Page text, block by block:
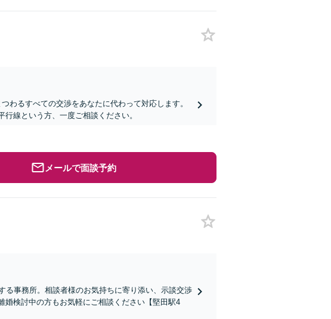
わるすべての交渉をあなたに代わって対応します。
線という方、一度ご相談ください。
メールで面談予約
る事務所。相談者様のお気持ちに寄り添い、示談交渉
検討中の方もお気軽にご相談ください【堅田駅4